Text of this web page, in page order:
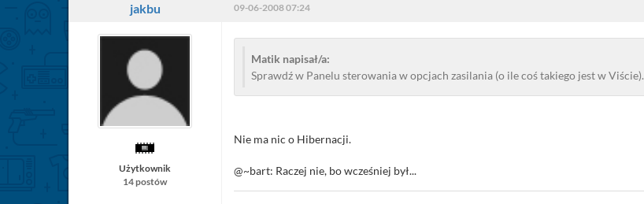
jakbu 09-06-2008 07:24
Użytkownik
14 postów
Matik napisał/a:
Sprawdź w Panelu sterowania w opcjach zasilania (o ile coś takiego jest w Viście).
Nie ma nic o Hibernacji.
@~bart: Raczej nie, bo wcześniej był...